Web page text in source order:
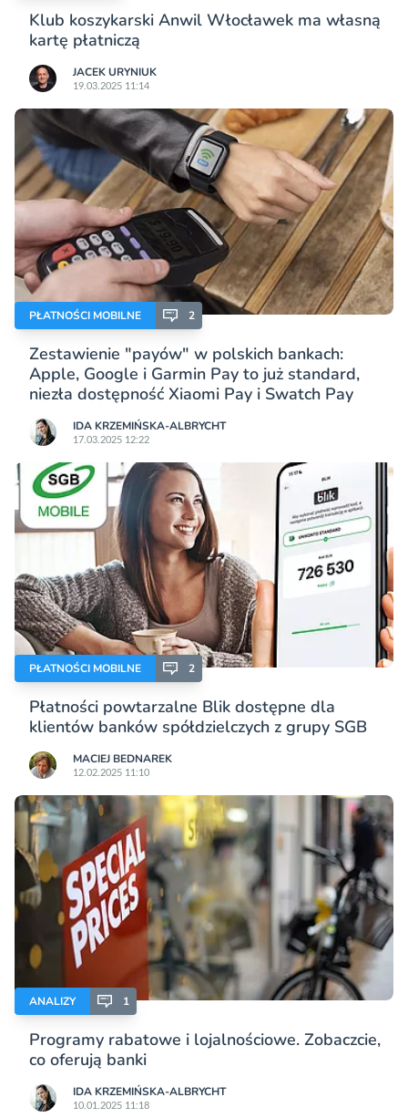
Klub koszykarski Anwil Włocławek ma własną
kartę płatniczą
JACEK URYNIUK
19.03.2025 11:14
PŁATNOŚCI MOBILNE 2
Zestawienie "payów" w polskich bankach:
Apple, Google i Garmin Pay to już standard,
niezła dostępność Xiaomi Pay i Swatch Pay
IDA KRZEMIŃSKA-ALBRYCHT
17.03.2025 12:22
PŁATNOŚCI MOBILNE 2
Płatności powtarzalne Blik dostępne dla
klientów banków spółdzielczych z grupy SGB
MACIEJ BEDNAREK
12.02.2025 11:10
ANALIZY 1
Programy rabatowe i lojalnościowe. Zobaczcie,
co oferują banki
IDA KRZEMIŃSKA-ALBRYCHT
10.01.2025 11:18